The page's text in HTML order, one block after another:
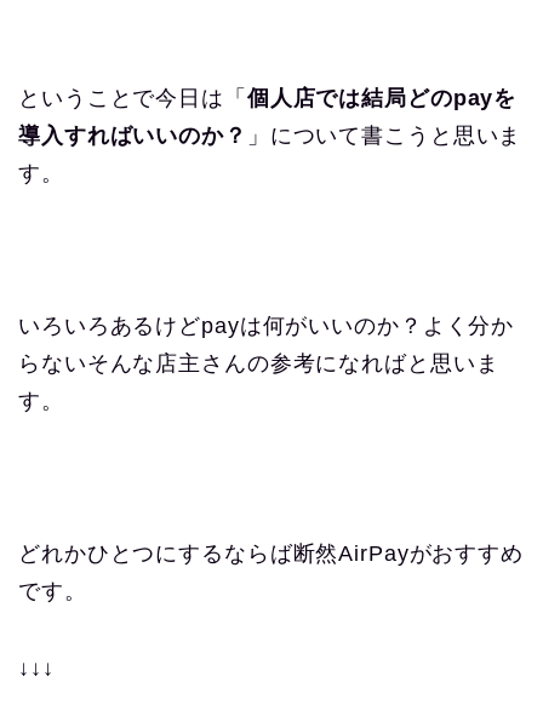
ということで今日は「 個人店では結局どのpayを
導入すればいいのか？ 」について書こうと思いま
す。
いろいろあるけどpayは何がいいのか？よく分か
らないそんな店主さんの参考になればと思いま
す。
どれかひとつにするならば断然AirPayがおすすめ
です。
↓↓↓